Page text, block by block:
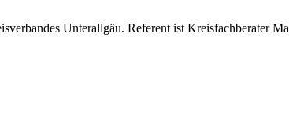
Unterallgäu. Referent ist Kreisfachberater